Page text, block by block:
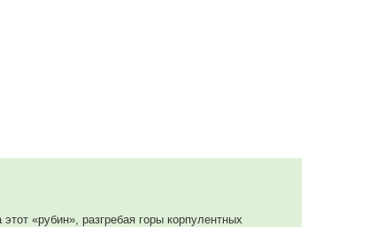
«рубин», разгребая горы корпулентных